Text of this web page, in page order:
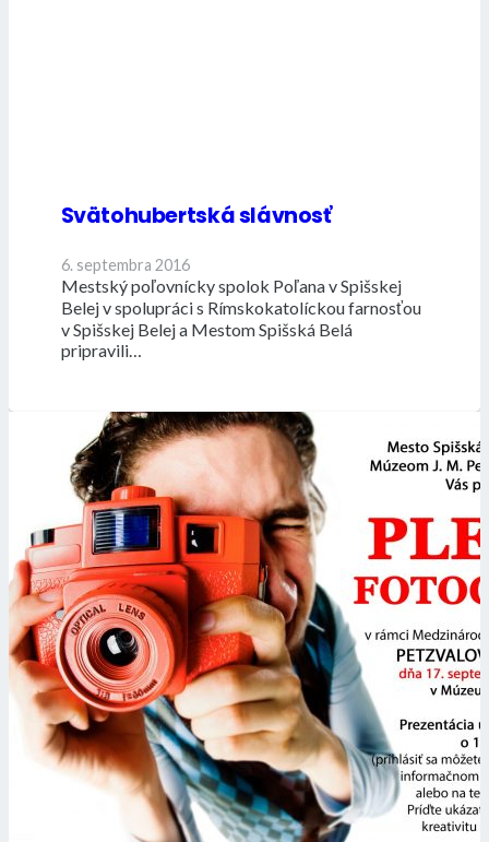
Svätohubertská slávnosť
6. septembra 2016
Mestský poľovnícky spolok Poľana v Spišskej
Belej v spolupráci s Rímskokatolíckou farnosťou
v Spišskej Belej a Mestom Spišská Belá
pripravili…